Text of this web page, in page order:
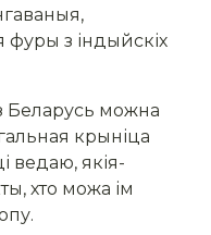
фуры з індыйскіх
Беларусь можна
крыніца
ведаю, якія-
хто можа ім